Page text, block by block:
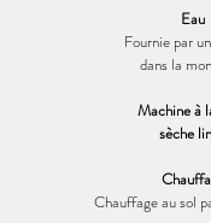
Eau
Fournie par
dans la
Machine à
sèche
Chauffage au sol